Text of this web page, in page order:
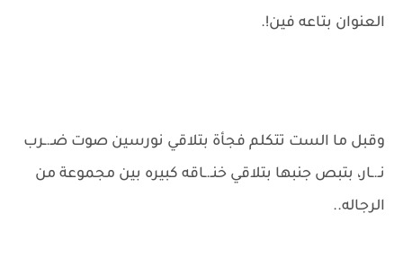
العنوان بتاعه فين!.
وقبل ما الست تتكلم فجأة بتلاقي نورسين صوت ضـ.ـرب
نـ.ـار، بتبص جنبها بتلاقي خنـ.ـاقه كبيره بين مجموعة من
الرجاله..